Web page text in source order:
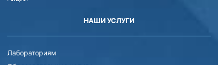
НАШИ УСЛУГИ
Лабораториям